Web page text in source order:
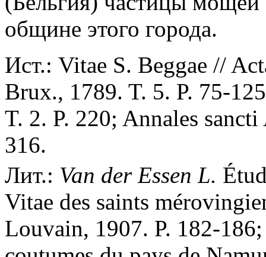
общине этого города.
Ист.: Vitae S. Beggae //
Brux., 1789. T. 5. P. 75-
T. 2. P. 220; Annales
316.
Лит.: Van der Essen L.
Vitae des saints
Louvain, 1907. P. 182-